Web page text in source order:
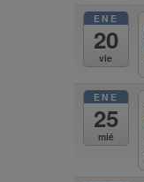
ENE
20
vie
ENE
25
mié